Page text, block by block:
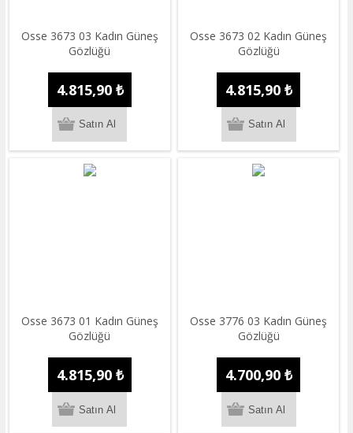
Osse 3673 03 Kadın Güneş
Gözlüğü
4.815,90 ₺
Osse 3673 02 Kadın Güneş
Gözlüğü
4.815,90 ₺
Osse 3673 01 Kadın Güneş
Gözlüğü
4.815,90 ₺
Osse 3776 03 Kadın Güneş
Gözlüğü
4.700,90 ₺